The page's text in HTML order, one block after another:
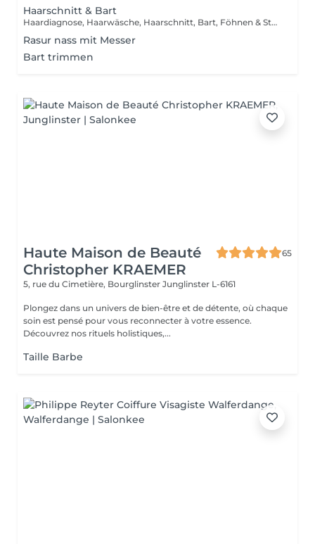
Haarschnitt & Bart
Haardiagnose, Haarwäsche, Haarschnitt, Bart, Föhnen & Styling
Rasur nass mit Messer
Bart trimmen
Haute Maison de Beauté
Christopher KRAEMER
65
5, rue du Cimetière, Bourglinster Junglinster L-6161
Plongez dans un univers de bien-être et de détente, où chaque
soin est pensé pour vous reconnecter à votre essence.
Découvrez nos rituels holistiques,...
Taille Barbe